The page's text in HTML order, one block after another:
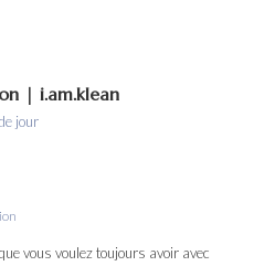
| i.am.klean
jour
vous voulez toujours avoir avec